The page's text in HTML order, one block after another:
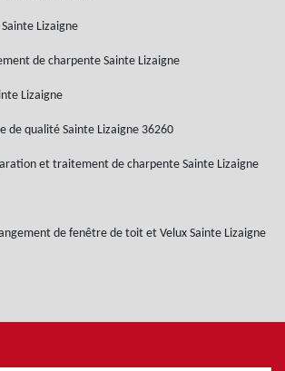
Lizaigne
de charpente Sainte Lizaigne
Lizaigne
de qualité Sainte Lizaigne 36260
et traitement de charpente Sainte Lizaigne
de fenêtre de toit et Velux Sainte Lizaigne